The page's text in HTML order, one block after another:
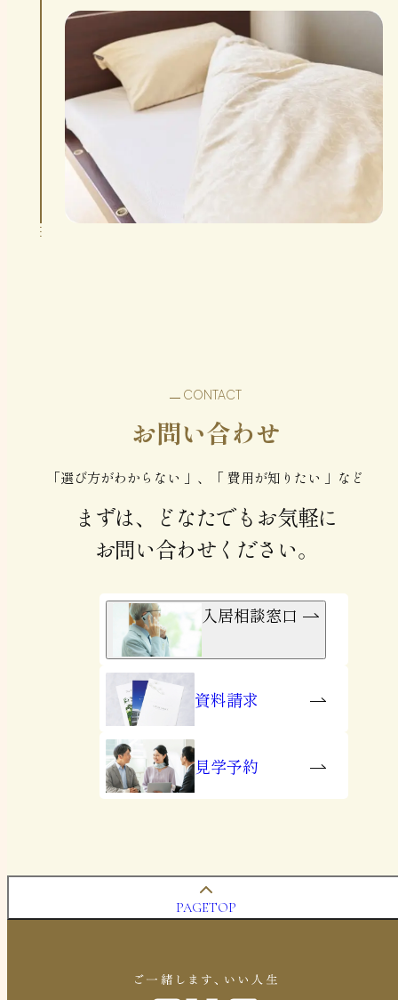
CONTACT
お問い合わせ
「選び方がわからない 」、「 費用が知りたい 」など
まずは、どなたでもお気軽に
お問い合わせください。
入居相談窓口
資料請求
見学予約
PAGETOP